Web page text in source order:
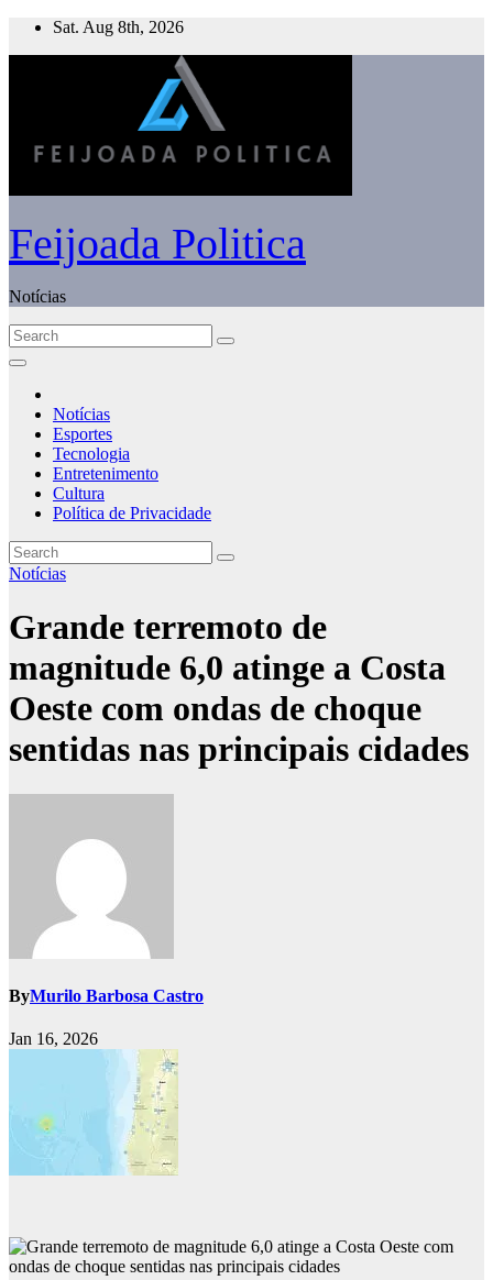
Skip
Sat. Aug 8th, 2026
Feijoada Politica
Notícias
Notícias
Esportes
Tecnologia
Entretenimento
Cultura
Política de Privacidade
Notícias
Grande terremoto de
magnitude 6,0 atinge a Costa
Oeste com ondas de choque
sentidas nas principais cidades
ByMurilo Barbosa Castro
Jan 16, 2026